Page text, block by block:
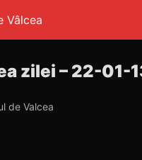
Vâlcea
zilei – 22-01-
de Valcea